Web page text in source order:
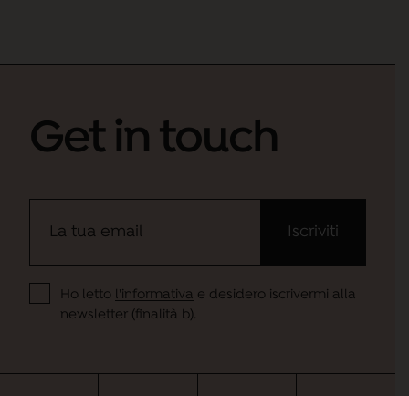
Acqua micellare
Get in touch
Ho letto l'informativa e desidero iscrivermi alla
newsletter (finalità b).